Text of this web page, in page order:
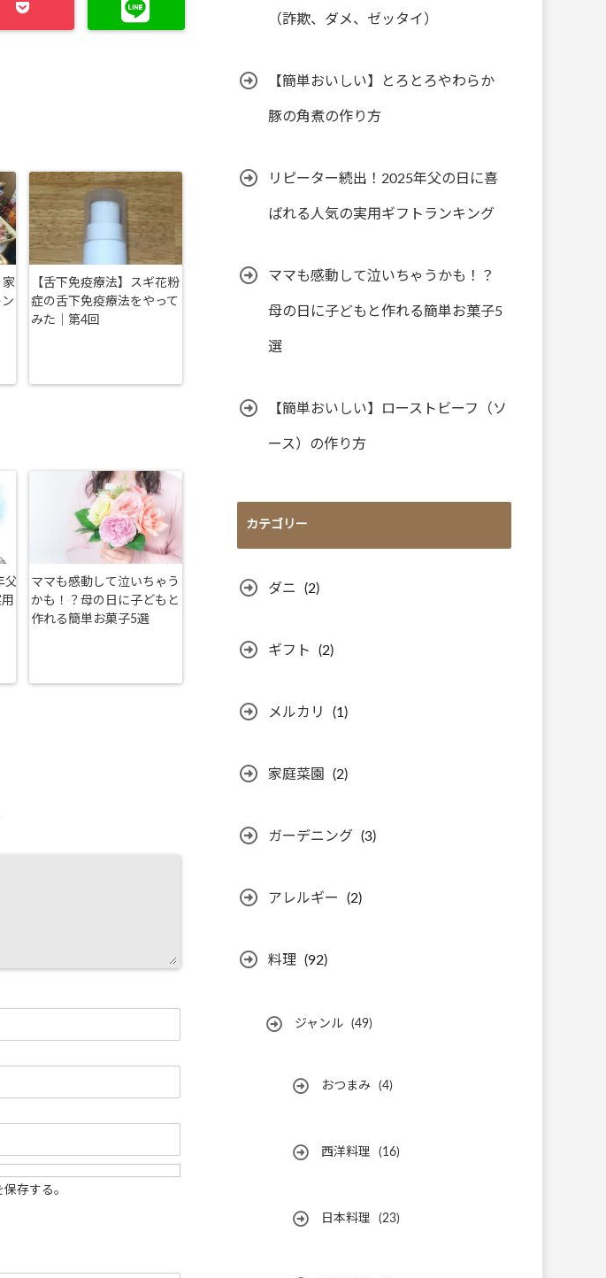
家
【舌下免疫療法】スギ花粉
症の舌下免疫療法をやって
みた｜第4回
父
ママも感動して泣いちゃう
かも！？母の日に子どもと
作れる簡単お菓子5選
存する。
（詐欺、ダメ、ゼッタイ）
【簡単おいしい】とろとろやわらか
豚の角煮の作り方
リピーター続出！2025年父の日に喜
ばれる人気の実用ギフトランキング
ママも感動して泣いちゃうかも！？
母の日に子どもと作れる簡単お菓子5
選
【簡単おいしい】ローストビーフ（ソ
ース）の作り方
カテゴリー
ダニ (2)
ギフト (2)
メルカリ (1)
家庭菜園 (2)
ガーデニング (3)
アレルギー (2)
料理 (92)
ジャンル (49)
おつまみ (4)
西洋料理 (16)
日本料理 (23)